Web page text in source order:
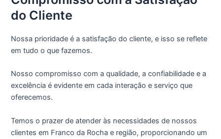
do Cliente
Nossa prioridade é a satisfação do cliente, e isso se reflete
em tudo o que fazemos.
Nosso compromisso com a qualidade, a confiabilidade e a
excelência é evidente em cada interação e serviço que
oferecemos.
Temos o prazer de atender às necessidades de nossos
clientes em Franco da Rocha e região, proporcionando um